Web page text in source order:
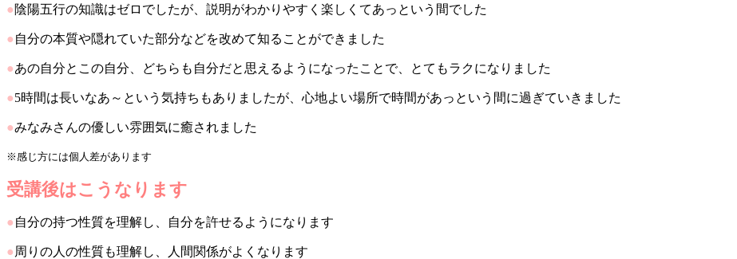
● 陰陽五行の知識はゼロでしたが、説明がわかりやすく楽しくてあっという間でした
● 自分の本質や隠れていた部分などを改めて知ることができました
●あの自分とこの自分、どちらも自分だと思えるようになったことで、とてもラクになりました
●5時間は長いなあ～という気持ちもありましたが、心地よい場所で時間があっという間に過ぎていきました
●みなみさんの優しい雰囲気に癒されました
※感じ方には個人差があります
受講後はこうなります
● 自分の持つ性質を理解し、自分を許せるようになります
● 周りの人の性質も理解し、人間関係がよくなります